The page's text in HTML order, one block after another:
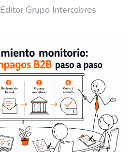
Editor Grupo Intercobros